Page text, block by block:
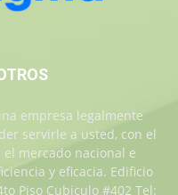
empresa legalmente
servirle a usted, con el
mercado nacional e
y eficacia. Edificio
Piso Cubiculo #402 Tel: